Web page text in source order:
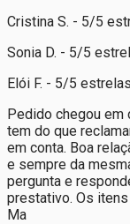
Cristina S. - 5/5
Sonia D. - 5/5
Elói F. - 5/5 estrelas
Pedido chegou em
tem do que
em conta. Boa
e sempre da
pergunta e
prestativo. Os
Ma